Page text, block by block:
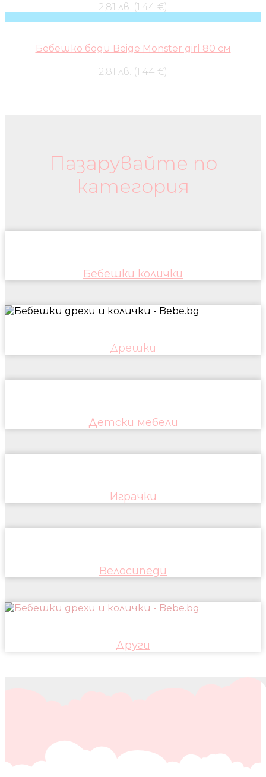
2,81 лв. (1.44 €)
Бебешко боди Beige Monster girl 80 см
2,81 лв. (1.44 €)
Пазарувайте по
категория
Бебешки колички
Дрешки
Детски мебели
Играчки
Велосипеди
Други